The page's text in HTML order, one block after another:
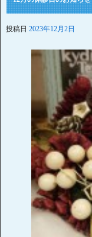
投稿日 2023年12月2日